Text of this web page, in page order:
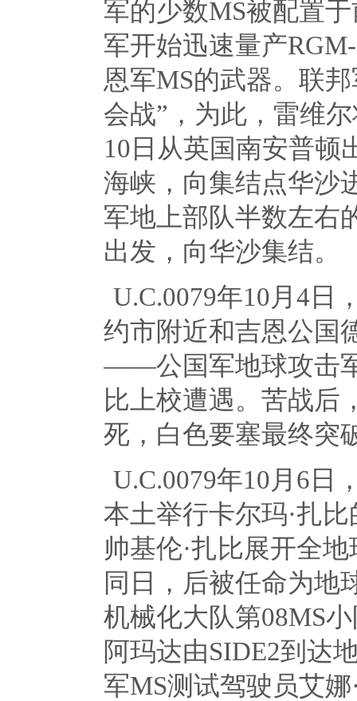
军的少数MS被配置
军开始迅速量产
恩军MS的武器。联
会战”，为此，雷维
10 日从英国南安普顿
海峡，向集结点华沙
军地上部队半数左右
出发，向华沙集结。
U.C.0079年10月 4 日
约市附近和吉恩公国
——公国军地球攻击
比上校遭遇。苦战后
死，白色要塞最终突
U.C.0079年10月 6 日
本土举行卡尔玛·扎
帅基伦·扎比展开全
同日，后被任命为地
机械化大队第08MS
阿玛达由SIDE2到达
军MS测试驾驶员艾娜